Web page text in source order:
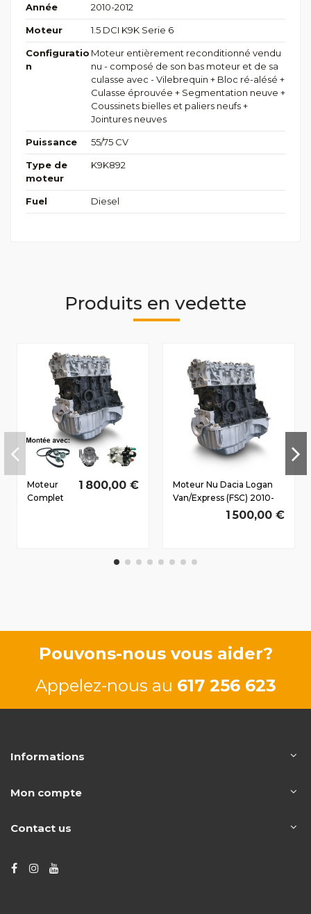
Année 2010-2012
Moteur 1.5 DCI K9K Serie 6
Configuratio
n
Moteur entièrement reconditionné vendu
nu - composé de son bas moteur et de sa
culasse avec - Vilebrequin + Bloc ré-alésé +
Culasse éprouvée + Segmentation neuve +
Coussinets bielles et paliers neufs +
Jointures neuves
Puissance 55/75 CV
Type de
moteur
K9K892
Fuel Diesel
Produits en vedette
Moteur
Complet
1 800,00 €
Moteur Nu Dacia Logan
Van/Express (FSC) 2010-
2012 1.5 D dCi K9K892
1 500,00 €
Pouvons-nous vous aider?
Appelez-nous au 617 256 623
Informations
Mon compte
Contact us